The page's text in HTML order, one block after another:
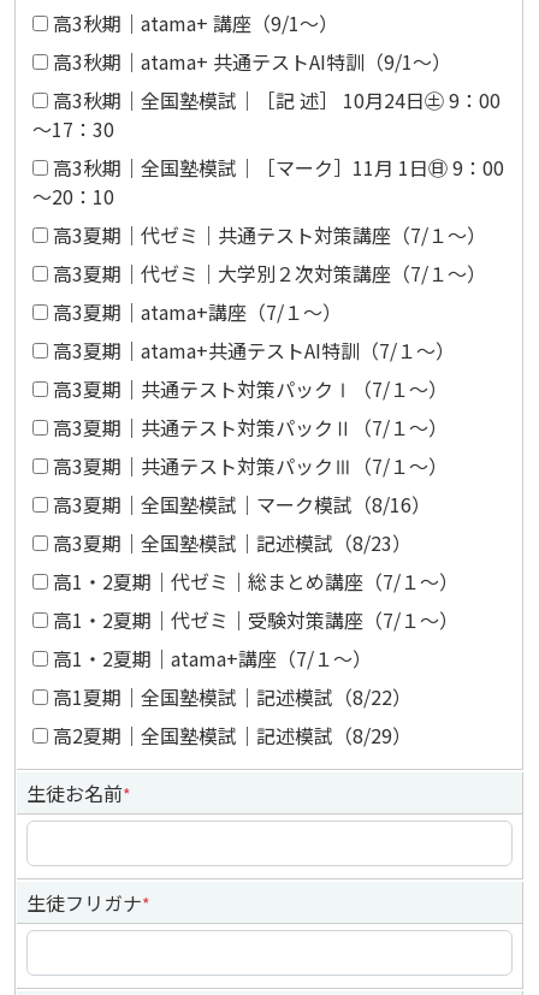
高3秋期｜atama+ 講座（9/1～）
高3秋期｜atama+ 共通テストAI特訓（9/1～）
高3秋期｜全国塾模試｜［記 述］ 10月24日㊏ 9：00
～17：30
高3秋期｜全国塾模試｜［マーク］11月 1日㊐ 9：00
～20：10
高3夏期｜代ゼミ｜共通テスト対策講座（7/１～）
高3夏期｜代ゼミ｜大学別２次対策講座（7/１～）
高3夏期｜atama+講座（7/１～）
高3夏期｜atama+共通テストAI特訓（7/１～）
高3夏期｜共通テスト対策パックⅠ（7/１～）
高3夏期｜共通テスト対策パックⅡ（7/１～）
高3夏期｜共通テスト対策パックⅢ（7/１～）
高3夏期｜全国塾模試｜マーク模試（8/16）
高3夏期｜全国塾模試｜記述模試（8/23）
高1・2夏期｜代ゼミ｜総まとめ講座（7/１～）
高1・2夏期｜代ゼミ｜受験対策講座（7/１～）
高1・2夏期｜atama+講座（7/１～）
高1夏期｜全国塾模試｜記述模試（8/22）
高2夏期｜全国塾模試｜記述模試（8/29）
生徒お名前*
生徒フリガナ*